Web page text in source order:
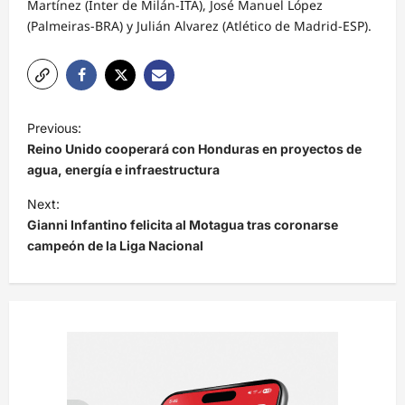
Martínez (Inter de Milán-ITA), José Manuel López
(Palmeiras-BRA) y Julián Alvarez (Atlético de Madrid-ESP).
N
a
v
e
g
a
c
Previous:
Reino Unido cooperará con Honduras en proyectos de
agua, energía e infraestructura
Next:
Gianni Infantino felicita al Motagua tras coronarse
campeón de la Liga Nacional